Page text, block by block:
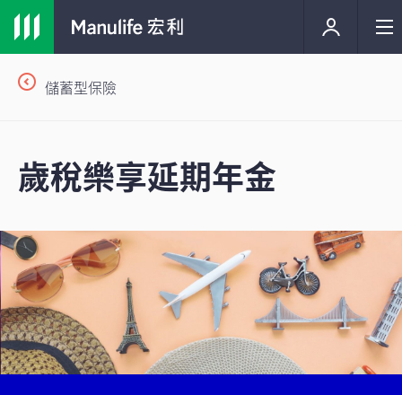
儲蓄型保險
歲稅樂享延期年金